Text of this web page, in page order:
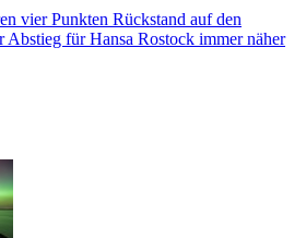
vier Punkten Rückstand auf den
Abstieg für Hansa Rostock immer näher